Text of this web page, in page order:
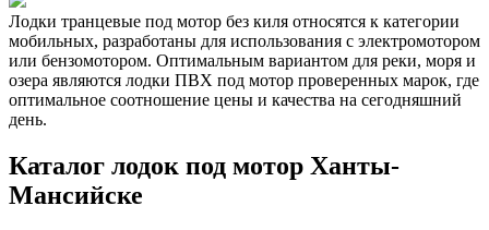
Лодки транцевые под мотор без киля относятся к категории
мобильных, разработаны для использования с электромотором
или бензомотором. Оптимальным вариантом для реки, моря и
озера являются лодки ПВХ под мотор проверенных марок, где
оптимальное соотношение цены и качества на сегодняшний
день.
Каталог лодок под мотор Ханты-
Мансийске